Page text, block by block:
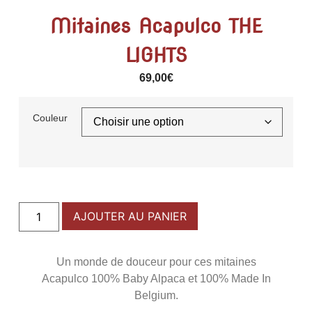
Mitaines Acapulco THE
LIGHTS
69,00€
Couleur
AJOUTER AU PANIER
Un monde de douceur pour ces mitaines
Acapulco 100% Baby Alpaca et 100% Made In
Belgium.